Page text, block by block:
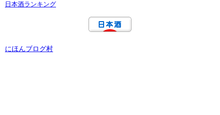
日本酒ランキング
にほんブログ村